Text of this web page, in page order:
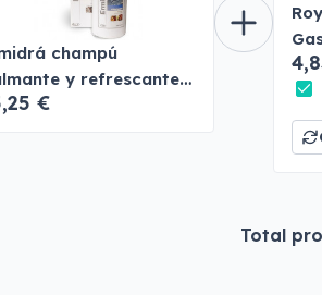
champú
y refrescante
la piel
€
Total